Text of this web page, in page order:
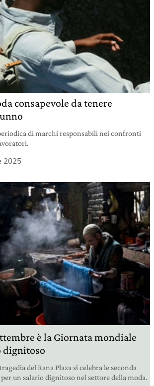
consapevole da tenere
di marchi responsabili nei confronti
2025
è la Giornata mondiale
dignitoso
del Rana Plaza si celebra le seconda
un salario dignitoso nel settore della moda.